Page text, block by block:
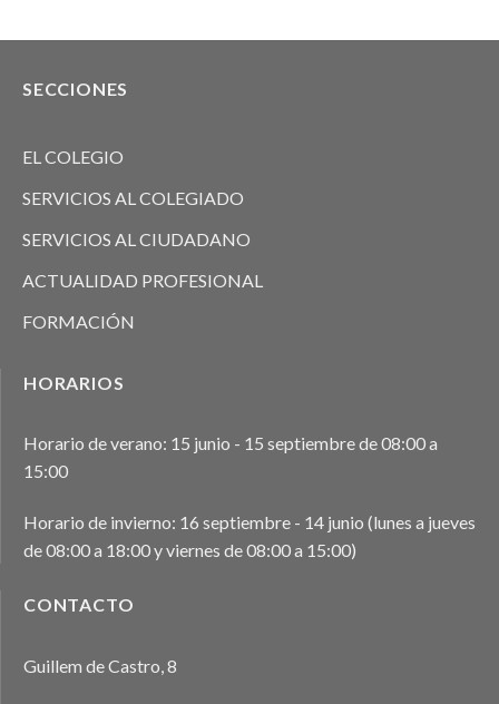
SECCIONES
EL COLEGIO
SERVICIOS AL COLEGIADO
SERVICIOS AL CIUDADANO
ACTUALIDAD PROFESIONAL
FORMACIÓN
HORARIOS
Horario de verano: 15 junio - 15 septiembre de 08:00 a
15:00
Horario de invierno: 16 septiembre - 14 junio (lunes a jueves
de 08:00 a 18:00 y viernes de 08:00 a 15:00)
CONTACTO
Guillem de Castro, 8